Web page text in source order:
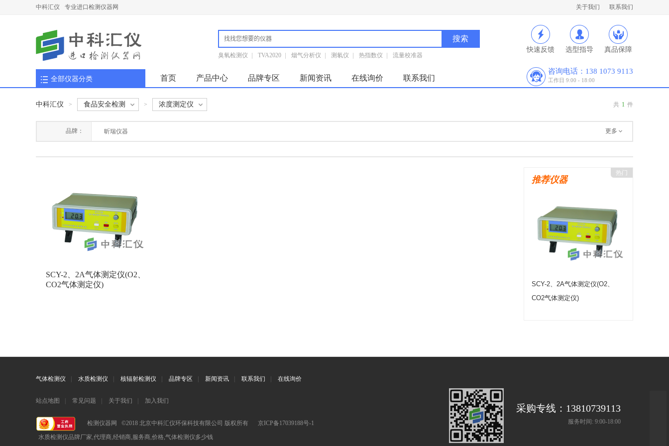
中科汇仪 专业进口检测仪器网 关于我们 联系我们
快速反馈 选型指导 真品保障
臭氧检测仪 TVA2020 烟气分析仪 测氡仪 热指数仪 流量校准器
首页 产品中心 品牌专区 新闻资讯 在线询价 联系我们
咨询电话：138 1073 9113
工作日 9:00 - 18:00
全部仪器分类
共 1 件
中科汇仪 > 食品安全检测 > 浓度测定仪
品牌： 昕瑞仪器 更多
SCY-2、2A气体测定仪(O2、
CO2气体测定仪)
热门
推荐仪器
SCY-2、2A气体测定仪(O2、
CO2气体测定仪)
气体检测仪 水质检测仪 核辐射检测仪 品牌专区 新闻资讯 联系我们 在线询价
站点地图 常见问题 关于我们 加入我们
检测仪器网 ©2018 北京中科汇仪环保科技有限公司 版权所有
京ICP备17039188号-1
水质检测仪品牌厂家,代理商,经销商,服务商,价格,气体检测仪多少钱
采购专线：13810739113
服务时间: 9:00-18:00